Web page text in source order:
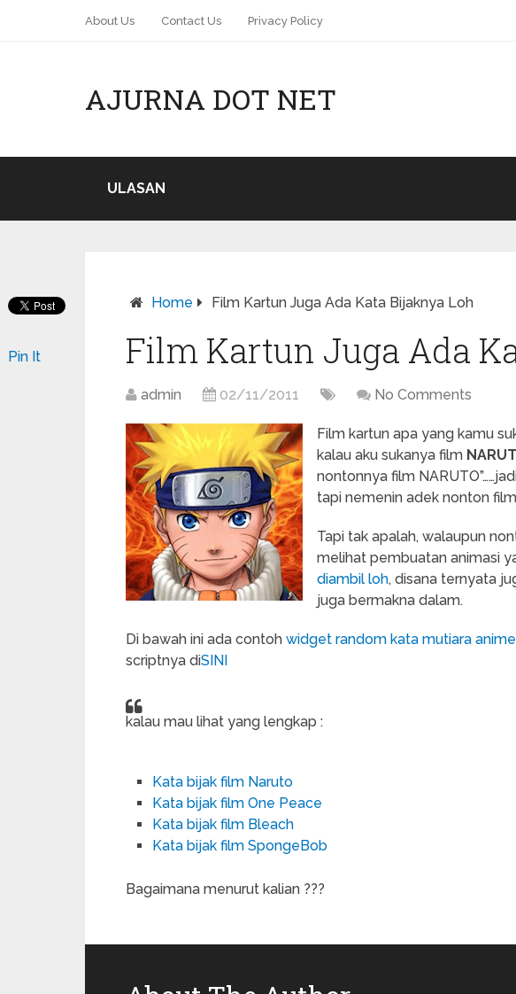
About Us Contact Us Privacy Policy
AJURNA DOT NET
ULASAN
Home Film Kartun Juga Ada Kata Bijaknya Loh
Film Kartun Juga Ada
admin 02/11/2011 No Comments
Film kartun apa yang kamu
kalau aku sukanya film
nontonnya film
tapi nemenin adek nonton
Tapi tak apalah, walaupun
melihat pembuatan animasi
diambil loh, disana ternyata
juga bermakna dalam.
Di bawah ini ada contohwidget random kata mutiara anime
scriptnya diSINI
kalau mau lihat yang lengkap :
Kata bijak film Naruto
Kata bijak film One Peace
Kata bijak film Bleach
Kata bijak film SpongeBob
Bagaimana menurut kalian ???
Pin It